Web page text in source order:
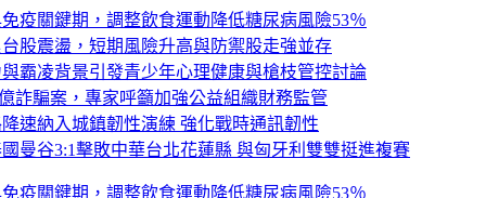
疫關鍵期，調整飲食運動降低糖尿病風險53％
股震盪，短期風險升高與防禦股走強並存
霸凌背景引發青少年心理健康與槍枝管控討論
詐騙案，專家呼籲加強公益組織財務監管
速納入城鎮韌性演練 強化戰時通訊韌性
曼谷3:1擊敗中華台北花蓮縣 與匈牙利雙雙挺進複賽
疫關鍵期，調整飲食運動降低糖尿病風險53％